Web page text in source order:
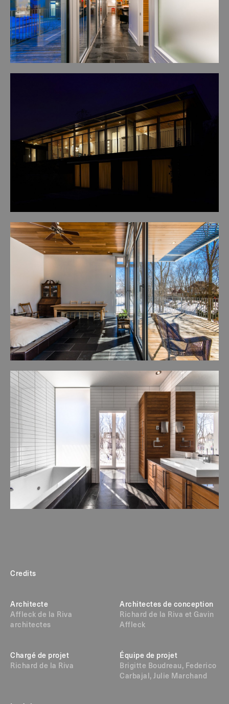
Credits
Architecte
Affleck de la Riva
architectes
Architectes de conception
Richard de la Riva et Gavin
Affleck
Chargé de projet
Richard de la Riva
Équipe de projet
Brigitte Boudreau, Federico
Carbajal, Julie Marchand